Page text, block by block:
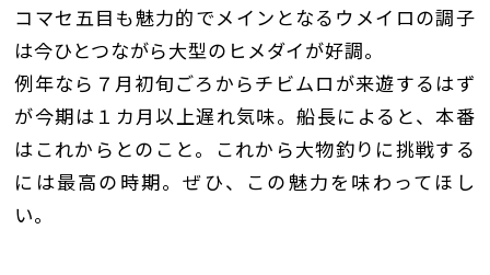
コマセ五目も魅力的でメインとなるウメイロの調子
は今ひとつながら大型のヒメダイが好調。
例年なら７月初旬ごろからチビムロが来遊するはず
が今期は１カ月以上遅れ気味。船長によると、本番
はこれからとのこと。これから大物釣りに挑戦する
には最高の時期。ぜひ、この魅力を味わってほし
い。